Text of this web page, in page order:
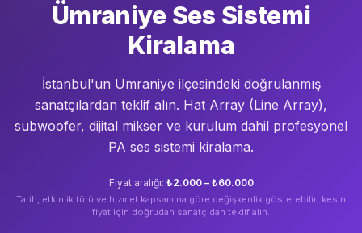
Ümraniye Ses Sistemi
Kiralama
İstanbul'un Ümraniye ilçesindeki doğrulanmış
sanatçılardan teklif alın. Hat Array (Line Array),
subwoofer, dijital mikser ve kurulum dahil profesyonel
PA ses sistemi kiralama.
Fiyat aralığı: ₺2.000 – ₺60.000
Tarih, etkinlik türü ve hizmet kapsamına göre değişkenlik gösterebilir; kesin
fiyat için doğrudan sanatçıdan teklif alın.